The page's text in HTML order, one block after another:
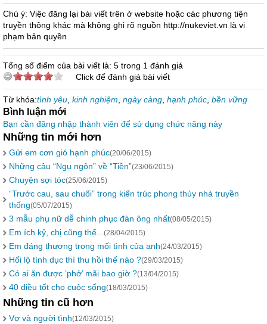
Chú ý: Việc đăng lại bài viết trên ở website hoặc các phương tiện
truyền thông khác mà không ghi rõ nguồn http://nukeviet.vn là vi
phạm bản quyền
Tổng số điểm của bài viết là: 5 trong 1 đánh giá
Click để đánh giá bài viết
Từ khóa:tình yêu kinh nghiệm ngày càng hạnh phúc bền vững
Bình luận mới
Bạn cần đăng nhập thành viên để sử dụng chức năng này
Những tin mới hơn
Gửi em cơn gió hạnh phúc(20/06/2015)
Những câu “Ngụ ngôn” về “Tiền”(23/06/2015)
Chuyện sợi tóc(25/06/2015)
“Trước cau, sau chuối” trong kiến trúc phong thủy nhà truyền
thống(05/07/2015)
3 mẫu phụ nữ dễ chinh phục đàn ông nhất(08/05/2015)
Em ích kỷ, chị cũng thế... (28/04/2015)
Em đáng thương trong mối tình của anh(24/03/2015)
Hối lộ tình dục thì thu hồi thế nào ?(29/03/2015)
Có ai ăn được ‘phở’ mãi bao giờ ?(13/04/2015)
40 điều tốt cho cuộc sống(18/03/2015)
Những tin cũ hơn
Vợ và người tình(12/03/2015)